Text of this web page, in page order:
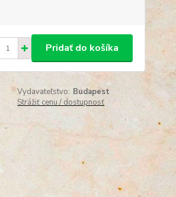
Pridať do košíka
Vydavateľstvo: Budapest
Strážiť cenu / dostupnosť